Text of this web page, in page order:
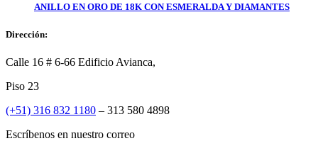
ANILLO EN ORO DE 18K CON ESMERALDA Y DIAMANTES
Dirección:
Calle 16 # 6-66 Edificio Avianca,
Piso 23
(+51) 316 832 1180 – 313 580 4898
Escríbenos en nuestro correo